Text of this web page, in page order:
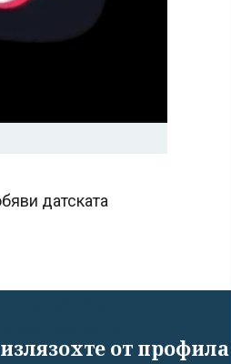
от
датската
много деца и